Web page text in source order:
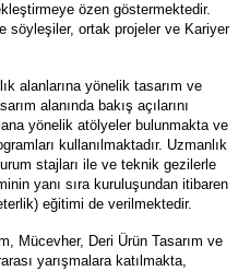
özen göstermektedir.
söyleşiler, ortak projeler ve Kariyer
alanlarına yönelik tasarım ve
alanında bakış açılarını
yönelik atölyeler bulunmakta ve
kullanılmaktadır. Uzmanlık
stajları ile ve teknik gezilerle
yanı sıra kuruluşundan itibaren
eğitimi de verilmektedir.
Mücevher, Deri Ürün Tasarım ve
yarışmalara katılmakta,